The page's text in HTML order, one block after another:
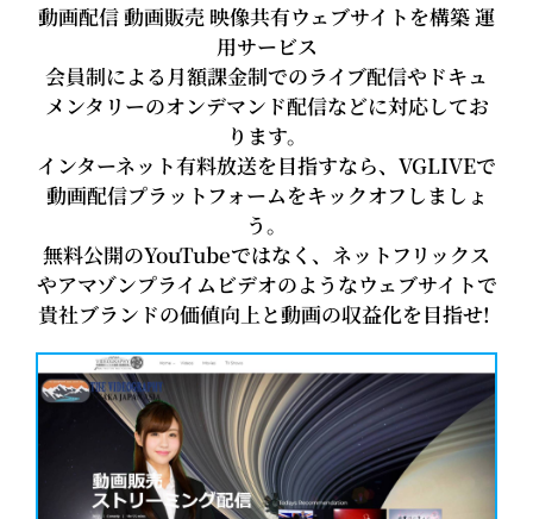
動画配信 動画販売 映像共有ウェブサイトを構築 運
用サービス
会員制による月額課金制でのライブ配信やドキュ
メンタリーのオンデマンド配信などに対応してお
ります。
インターネット有料放送を目指すなら、VGLIVEで
動画配信プラットフォームをキックオフしましょ
う。
無料公開のYouTubeではなく、ネットフリックス
やアマゾンプライムビデオのようなウェブサイトで
貴社ブランドの価値向上と動画の収益化を目指せ!